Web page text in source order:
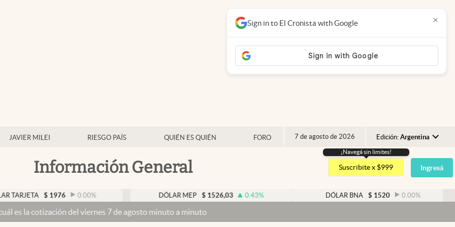
JAVIER MILEI RIESGO PAÍS QUIÉN ES QUIÉN FORO 7 de agosto de 2026 Edición: Argentina
Argentina
España
USA
Información General
¡Navegá sin limites!
Suscribite x $999 Ingresá
$ 1976 0.00% DÓLAR MEP $ 1526,03 0.43% DÓLAR BNA $ 1520 0.00%
del viernes 7 de agosto minuto a minuto
Sign in to El Cronista with Google ×